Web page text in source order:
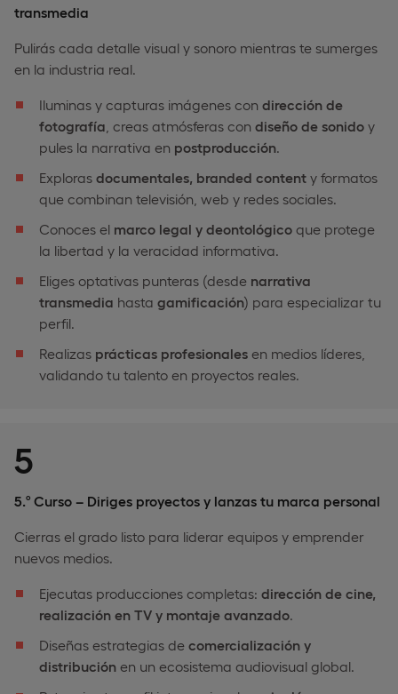
transmedia
Pulirás cada detalle visual y sonoro mientras te sumerges
en la industria real.
Iluminas y capturas imágenes con dirección de
fotografía , creas atmósferas con diseño de sonido y
pules la narrativa en postproducción.
Exploras documentales, branded content y formatos
que combinan televisión, web y redes sociales.
Conoces el marco legal y deontológico que protege
la libertad y la veracidad informativa.
Eliges optativas punteras (desde narrativa
transmedia hasta gamificación) para especializar tu
perfil.
Realizas prácticas profesionales en medios líderes,
validando tu talento en proyectos reales.
5
5.º Curso – Diriges proyectos y lanzas tu marca personal
Cierras el grado listo para liderar equipos y emprender
nuevos medios.
Ejecutas producciones completas: dirección de cine,
realización en TV y montaje avanzado.
Diseñas estrategias de comercialización y
distribución en un ecosistema audiovisual global.